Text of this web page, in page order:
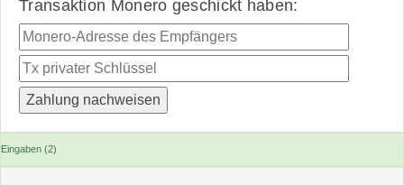
Transaktion Monero geschickt haben:
Eingaben (2)